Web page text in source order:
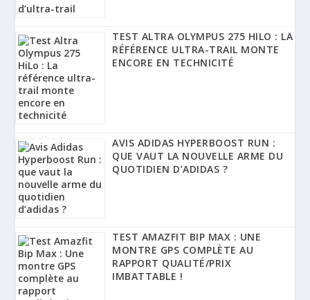
TEST ALTRA OLYMPUS 275 HILO : LA
RÉFÉRENCE ULTRA-TRAIL MONTE
ENCORE EN TECHNICITÉ
AVIS ADIDAS HYPERBOOST RUN :
QUE VAUT LA NOUVELLE ARME DU
QUOTIDIEN D’ADIDAS ?
TEST AMAZFIT BIP MAX : UNE
MONTRE GPS COMPLÈTE AU
RAPPORT QUALITÉ/PRIX
IMBATTABLE !